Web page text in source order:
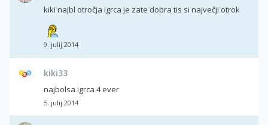
kiki najbl otročja igrca je zate dobra tis si največji otrok
9. julij 2014
kiki33
najbolsa igrca 4 ever
5. julij 2014